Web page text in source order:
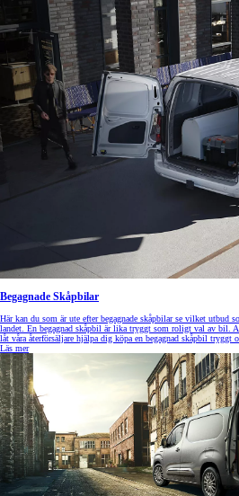
Begagnade Skåpbilar
Här kan du som är ute efter begagnade skåpbilar se vilket utbud
landet. En begagnad skåpbil är lika tryggt som roligt val av bil.
låt våra återförsäljare hjälpa dig köpa en begagnad skåpbil tryggt
Läs mer